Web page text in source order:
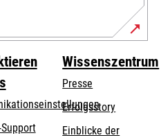
wird
Wissenszentrum
Presse
Erfolgsstory
Einblicke der